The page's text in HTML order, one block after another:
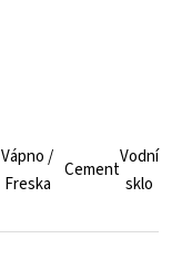
Vápno /
Freska
Cement
Vodní
sklo